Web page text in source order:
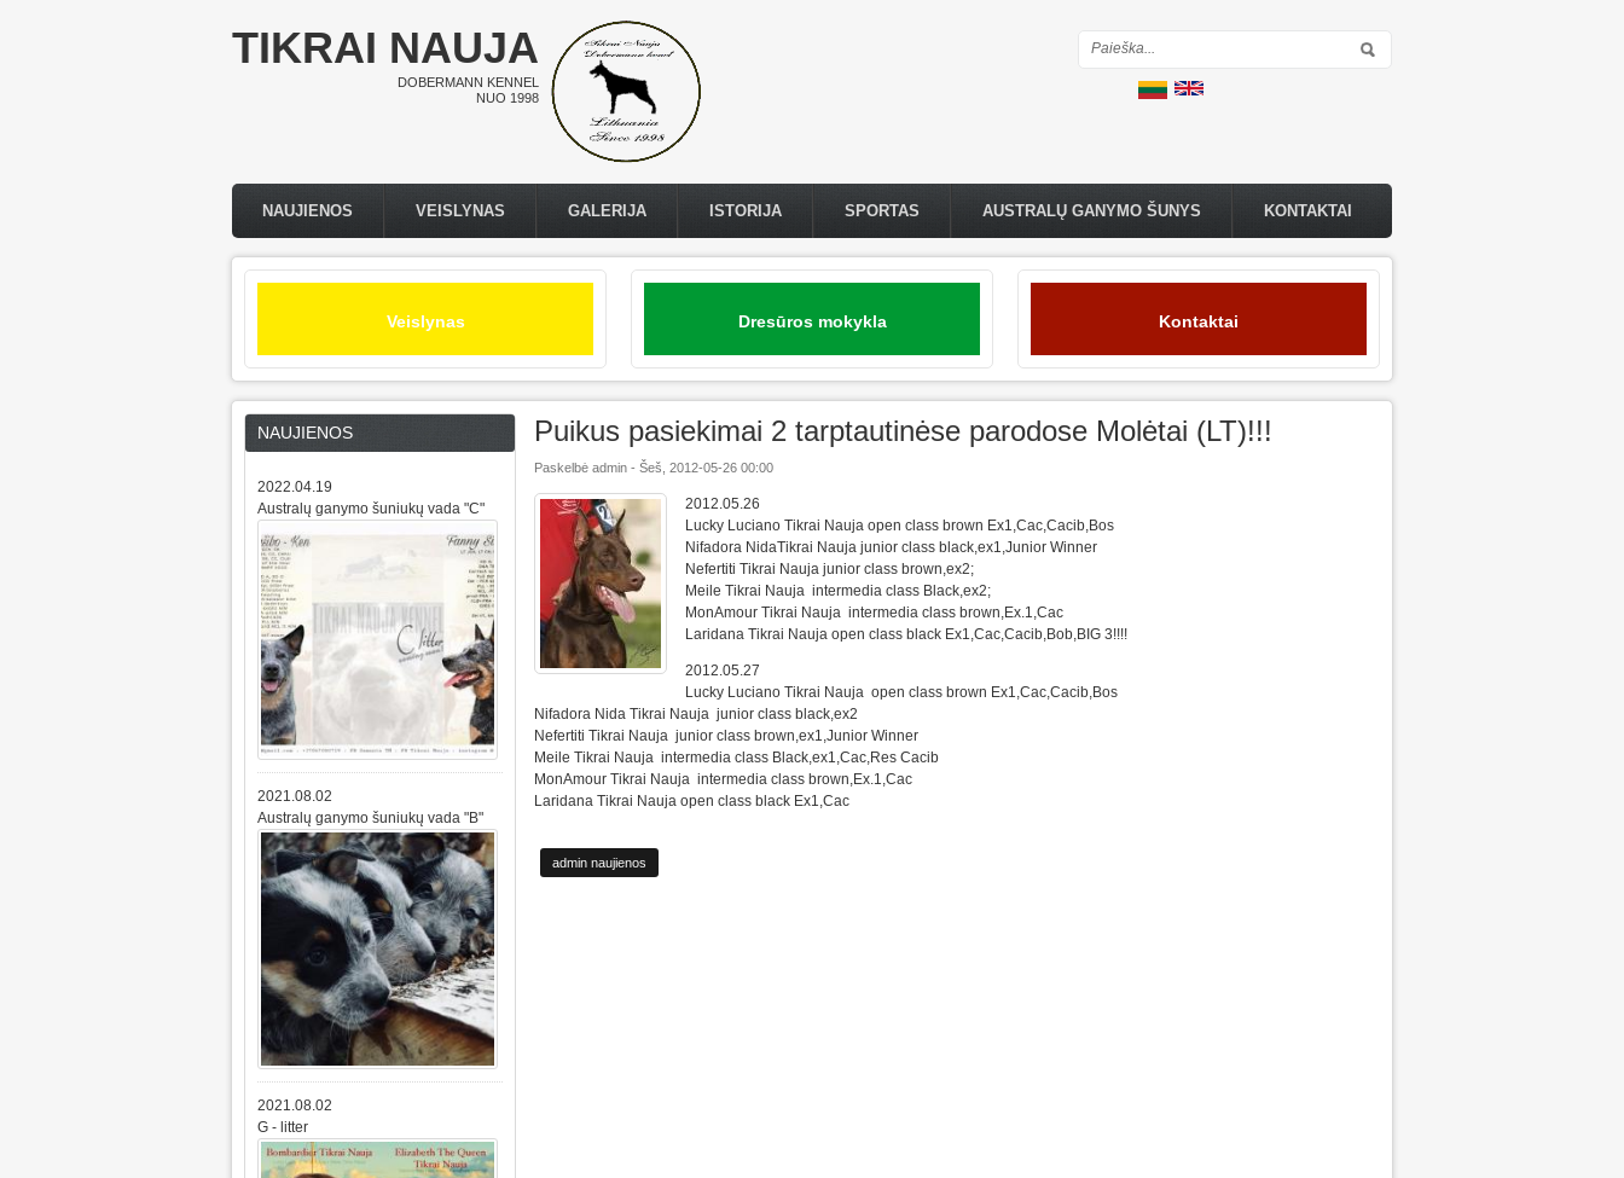
TIKRAI NAUJA
DOBERMANN KENNEL
NUO 1998
Paieškos forma
Pagrindinis meniu
NAUJIENOS VEISLYNAS GALERIJA ISTORIJA SPORTAS AUSTRALŲ GANYMO ŠUNYS KONTAKTAI
Veislynas Dresūros mokykla Kontaktai
Puikus pasiekimai 2 tarptautinėse parodose Molėtai (LT)!!!
Paskelbė admin - Šeš, 2012-05-26 00:00
2012.05.26
Lucky Luciano Tikrai Nauja open class brown Ex1,Cac,Cacib,Bos
Nifadora NidaTikrai Nauja junior class black,ex1,Junior Winner
Nefertiti Tikrai Nauja junior class brown,ex2;
Meile Tikrai Nauja intermedia class Black,ex2;
MonAmour Tikrai Nauja intermedia class brown,Ex.1,Cac
Laridana Tikrai Nauja open class black Ex1,Cac,Cacib,Bob,BIG 3!!!!
2012.05.27
Lucky Luciano Tikrai Nauja open class brown Ex1,Cac,Cacib,Bos
Nifadora Nida Tikrai Nauja junior class black,ex2
Nefertiti Tikrai Nauja junior class brown,ex1,Junior Winner
Meile Tikrai Nauja intermedia class Black,ex1,Cac,Res Cacib
MonAmour Tikrai Nauja intermedia class brown,Ex.1,Cac
Laridana Tikrai Nauja open class black Ex1,Cac
admin naujienos
NAUJIENOS
2022.04.19
Australų ganymo šuniukų vada "C"
2021.08.02
Australų ganymo šuniukų vada "B"
2021.08.02
G - litter